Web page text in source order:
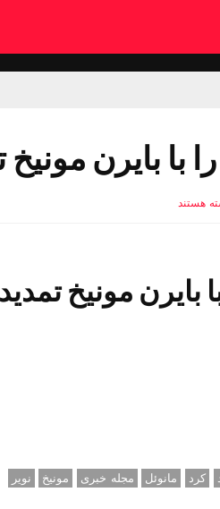
با بایرن
هستند
بایرن مونیخ
کرد مانوئل مجله خبری مونیخ نویر